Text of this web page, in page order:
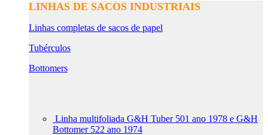
LINHAS DE SACOS INDUSTRIAIS
Linhas completas de sacos de papel
Tubérculos
Bottomers
Linha multifoliada G&H Tuber 501 ano 1978 e G&H
Bottomer 522 ano 1974